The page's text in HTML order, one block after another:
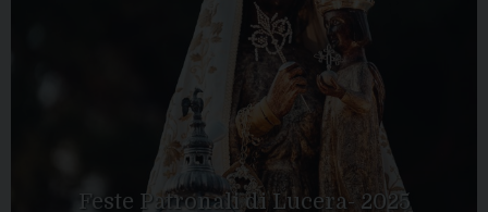
Feste Patronali di Lucera- 2025